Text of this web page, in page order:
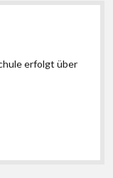
erfolgt über